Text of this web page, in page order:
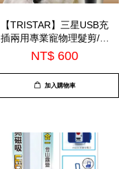
【TRISTAR】三星USB充
插兩用專業寵物理髮剪/配
2200mah電池(TS-R03)-7
月中到貨
NT$ 600
加入購物車